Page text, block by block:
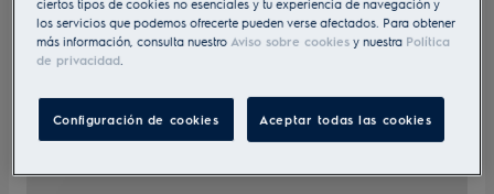
ciertos tipos de cookies no esenciales y tu experiencia de navegación y
los servicios que podemos ofrecerte pueden verse afectados. Para obtener
más información, consulta nuestro Aviso sobre cookies y nuestra Política
de privacidad.
Configuración de cookies Aceptar todas las cookies